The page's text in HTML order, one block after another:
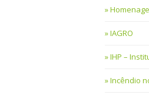
IAGRO
IHP –
Incêndio